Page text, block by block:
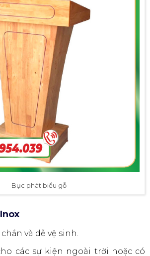
Bục phát biểu gỗ
và dễ vệ sinh.
các sự kiện ngoài trời hoặc có